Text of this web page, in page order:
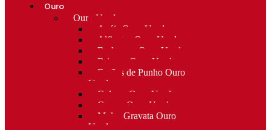
Ouro
Ouro Usado
Anéis Ouro Usado
Alfinetes Ouro Usado
Berloques Ouro Usado
Brincos Ouro Usado
Botões de Punho Ouro
Usado
Colares Ouro Usado
Cruzes Ouro Usado
Molas Gravata Ouro
Usado